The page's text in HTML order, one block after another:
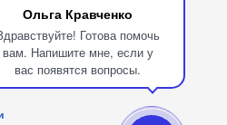
Ольга Кравченко
Готова помочь
вам. Напишите мне, если у
вас появятся вопросы.